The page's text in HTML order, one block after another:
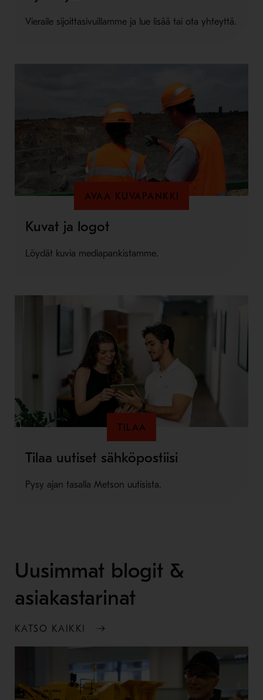
Vieraile sijoittasivuillamme ja lue lisää tai ota yhteyttä.
AVAA KUVAPANKKI
Kuvat ja logot
Löydät kuvia mediapankistamme.
TILAA
Tilaa uutiset sähköpostiisi
Pysy ajan tasalla Metson uutisista.
Uusimmat blogit &
asiakastarinat
KATSO KAIKKI